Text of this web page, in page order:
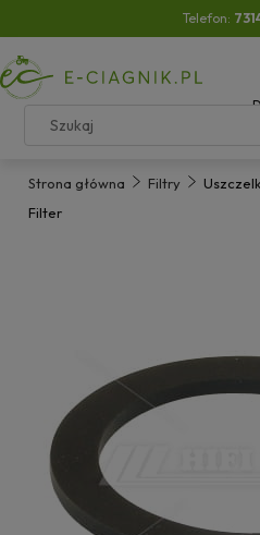
Telefon:
Strona główna Filtry
Filter